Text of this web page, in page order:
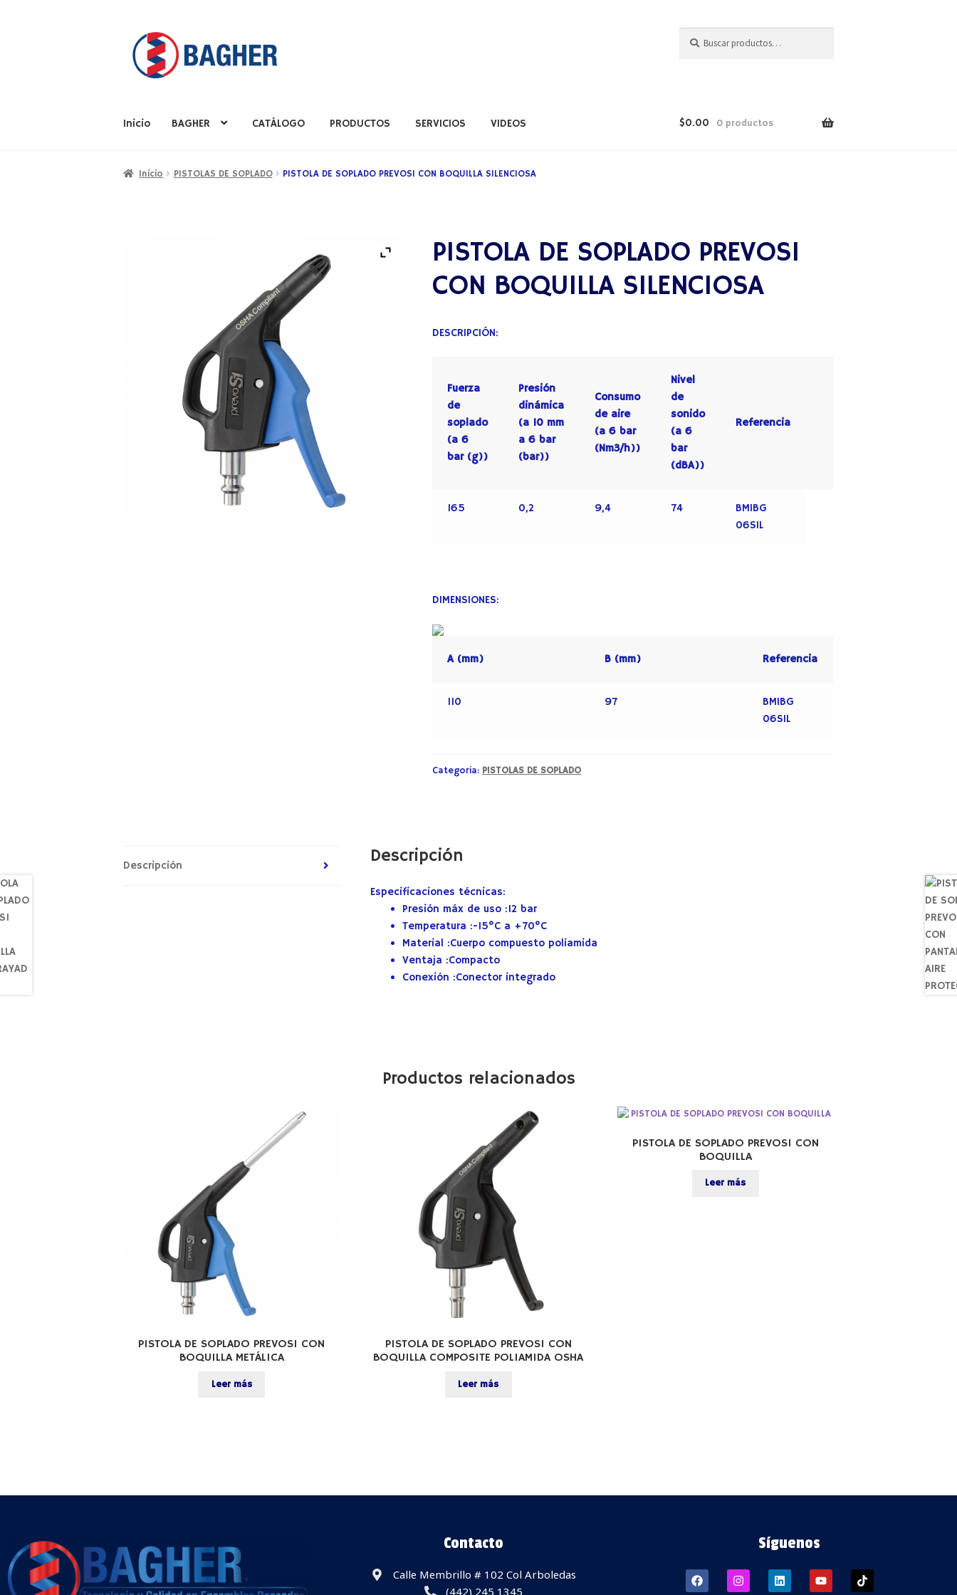
Inicio BAGHER CATÁLOGO PRODUCTOS SERVICIOS VIDEOS
Inicio BAGHER CATÁLOGO PRODUCTOS SERVICIOS VIDEOS
$0.00 0 productos
Inicio PISTOLAS DE SOPLADO PISTOLA DE SOPLADO PREVOS1 CON BOQUILLA SILENCIOSA
PISTOLA DE SOPLADO PREVOS1
CON BOQUILLA SILENCIOSA
DESCRIPCIÓN:
Fuerza
de
soplado
(a 6
bar (g))
Presión
dinámica
(a 10 mm
a 6 bar
(bar))
Consumo
de aire
(a 6 bar
(Nm3/h))
Nivel
de
sonido
(a 6
bar
(dBA))
Referencia
165 0,2 9,4 74
BMIBG
06SIL
DIMENSIONES:
A (mm) B (mm) Referencia
110 97
BMIBG
06SIL
Categoría: PISTOLAS DE SOPLADO
Descripción Descripción
Especificaciones técnicas:
Presión máx de uso :12 bar
Temperatura :-15°C a +70°C
Material :Cuerpo compuesto poliamida
Ventaja :Compacto
Conexión :Conector integrado
Productos relacionados
PISTOLA DE SOPLADO PREVOS1 CON
BOQUILLA METÁLICA
Leer más
PISTOLA DE SOPLADO PREVOS1 CON
BOQUILLA COMPOSITE POLIAMIDA OSHA
Leer más
PISTOLA DE SOPLADO PREVOS1 CON
BOQUILLA
Leer más
Contacto
Calle Membrillo # 102 Col Arboledas
(442) 245 1345
Síguenos